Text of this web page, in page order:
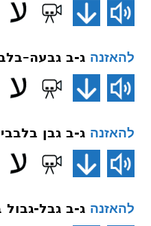
להאזנה ג-ב
להאזנה ג-ב גבן
להאזנה ג-ב גבל-